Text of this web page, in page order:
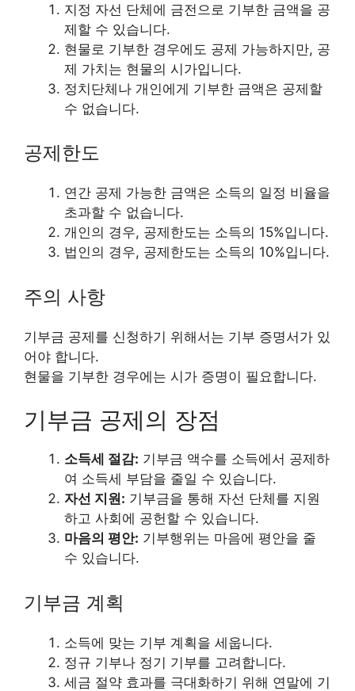
지정 자선 단체에 금전으로 기부한 금액을 공
제할 수 있습니다.
현물로 기부한 경우에도 공제 가능하지만, 공
제 가치는 현물의 시가입니다.
정치단체나 개인에게 기부한 금액은 공제할
수 없습니다.
공제한도
연간 공제 가능한 금액은 소득의 일정 비율을
초과할 수 없습니다.
개인의 경우, 공제한도는 소득의 15%입니다.
법인의 경우, 공제한도는 소득의 10%입니다.
주의 사항
기부금 공제를 신청하기 위해서는 기부 증명서가 있
어야 합니다.
현물을 기부한 경우에는 시가 증명이 필요합니다.
기부금 공제의 장점
소득세 절감: 기부금 액수를 소득에서 공제하
여 소득세 부담을 줄일 수 있습니다.
자선 지원: 기부금을 통해 자선 단체를 지원
하고 사회에 공헌할 수 있습니다.
마음의 평안: 기부행위는 마음에 평안을 줄
수 있습니다.
기부금 계획
소득에 맞는 기부 계획을 세웁니다.
정규 기부나 정기 기부를 고려합니다.
세금 절약 효과를 극대화하기 위해 연말에 기